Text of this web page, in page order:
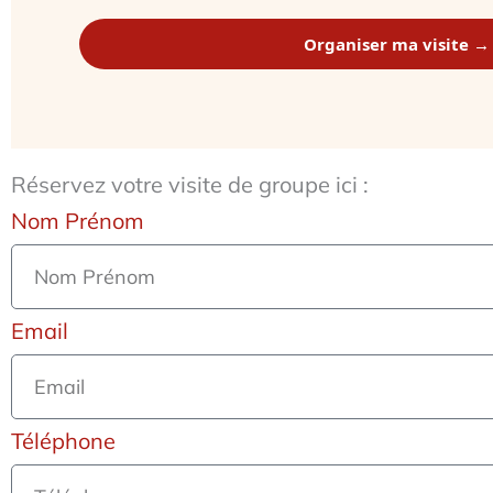
Organiser ma visite →
Réservez votre visite de groupe ici :
Nom Prénom
Email
Téléphone